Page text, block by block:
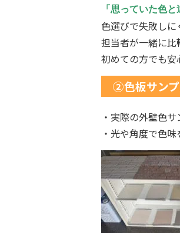
「思っていた色
色選びで失敗しに
担当者が一緒に比
初めての方でも安
②色板サン
・実際の外壁色
・光や角度で色味